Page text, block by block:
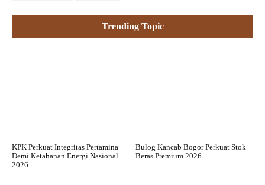
Trending Topic
KPK Perkuat Integritas Pertamina
Demi Ketahanan Energi Nasional
2026
Bulog Kancab Bogor Perkuat Stok
Beras Premium 2026